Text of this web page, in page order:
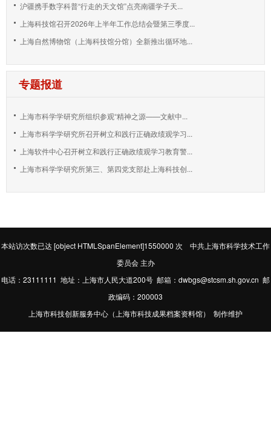
沪疆携手数字科普“行走的天文馆”点亮南疆学子天...
上海科技馆召开2026年上半年工作总结会暨第三季度...
上海自然博物馆（上海科技馆分馆）全新推出循环地...
专题报道
上海市科学学研究所组织参观“精神之源——文献中...
上海市科学学研究所召开树立和践行正确政绩观学习...
上海软件中心召开树立和践行正确政绩观学习教育警...
上海市科学学研究所第三、第四党支部赴上海科技创...
本站访次数已达[object HTMLSpanElement]1550000 次 中共上海市科学技术工作
委员会 主办
电话：23111111 地址：上海市人民大道200号 邮箱：dwbgs@stcsm.sh.gov.cn 邮
政编码：200003
上海市科技创新服务中心（上海市科技成果档案资料馆） 制作维护